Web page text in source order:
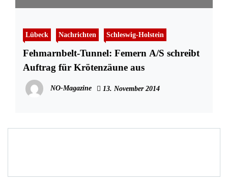
Lübeck Nachrichten Schleswig-Holstein
Fehmarnbelt-Tunnel: Femern A/S schreibt
Auftrag für Krötenzäune aus
NO-Magazine 13. November 2014